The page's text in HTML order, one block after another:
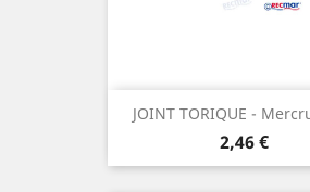
JOINT TORIQUE -
Prix
2,46 €